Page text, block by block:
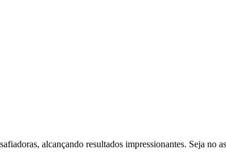
alcançando resultados impressionantes. Seja no